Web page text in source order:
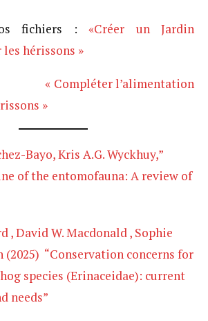
fichiers : «Créer un Jardin
hérissons »
« Compléter l’alimentation
»
Bayo, Kris A.G. Wyckhuy,”
of the entomofauna: A review of
, David W. Macdonald , Sophie
(2025) “Conservation concerns for
species (Erinaceidae): current
needs”